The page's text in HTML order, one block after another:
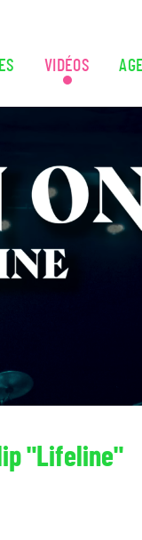
VIDÉOS
"Lifeline"